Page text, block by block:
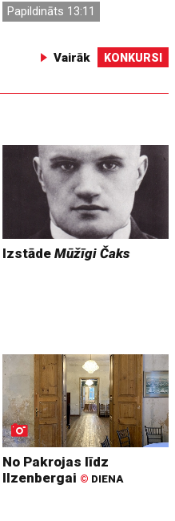
Papildināts 13:11
Vairāk KONKURSI
IzstādeMūžīgi Čaks
No Pakrojas līdz
Ilzenbergai © DIENA